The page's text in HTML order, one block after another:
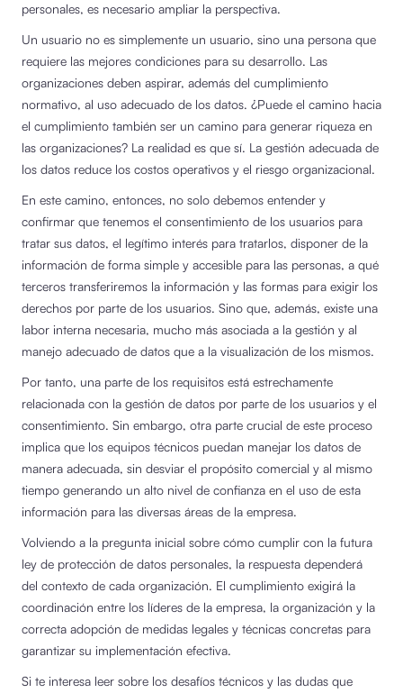
personales, es necesario ampliar la perspectiva.
Un usuario no es simplemente un usuario, sino una persona que
requiere las mejores condiciones para su desarrollo. Las
organizaciones deben aspirar, además del cumplimiento
normativo, al uso adecuado de los datos. ¿Puede el camino hacia
el cumplimiento también ser un camino para generar riqueza en
las organizaciones? La realidad es que sí. La gestión adecuada de
los datos reduce los costos operativos y el riesgo organizacional.
En este camino, entonces, no solo debemos entender y
confirmar que tenemos el consentimiento de los usuarios para
tratar sus datos, el legítimo interés para tratarlos, disponer de la
información de forma simple y accesible para las personas, a qué
terceros transferiremos la información y las formas para exigir los
derechos por parte de los usuarios. Sino que, además, existe una
labor interna necesaria, mucho más asociada a la gestión y al
manejo adecuado de datos que a la visualización de los mismos.
Por tanto, una parte de los requisitos está estrechamente
relacionada con la gestión de datos por parte de los usuarios y el
consentimiento. Sin embargo, otra parte crucial de este proceso
implica que los equipos técnicos puedan manejar los datos de
manera adecuada, sin desviar el propósito comercial y al mismo
tiempo generando un alto nivel de confianza en el uso de esta
información para las diversas áreas de la empresa.
Volviendo a la pregunta inicial sobre cómo cumplir con la futura
ley de protección de datos personales, la respuesta dependerá
del contexto de cada organización. El cumplimiento exigirá la
coordinación entre los líderes de la empresa, la organización y la
correcta adopción de medidas legales y técnicas concretas para
garantizar su implementación efectiva.
Si te interesa leer sobre los desafíos técnicos y las dudas que